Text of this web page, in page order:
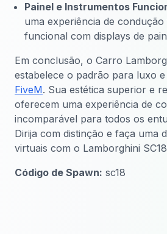
Painel e Instrumentos
uma experiência de condução
funcional com displays de
Em conclusão, o Carro
estabelece o padrão para luxo
FiveM. Sua estética superior e
oferecem uma experiência de
incomparável para todos os
Dirija com distinção e faça uma
virtuais com o Lamborghini
Código de Spawn: sc18